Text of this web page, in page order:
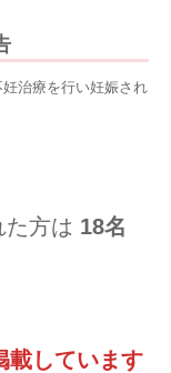
治療を行い妊娠され
方は 18名
載しています